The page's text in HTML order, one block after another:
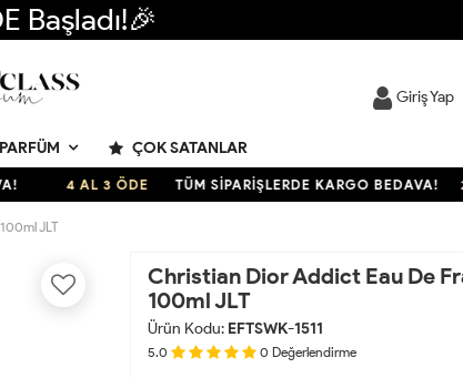
Başladı!🎉
Giriş Yap
ÇOK SATANLAR
4 AL 3 ÖDE TÜM SİPARİŞLERDE KARGO BEDAVA!
JLT
Christian Dior Addict Eau De
100ml JLT
Ürün Kodu: EFTSWK-1511
5.0 0 Değerlendirme